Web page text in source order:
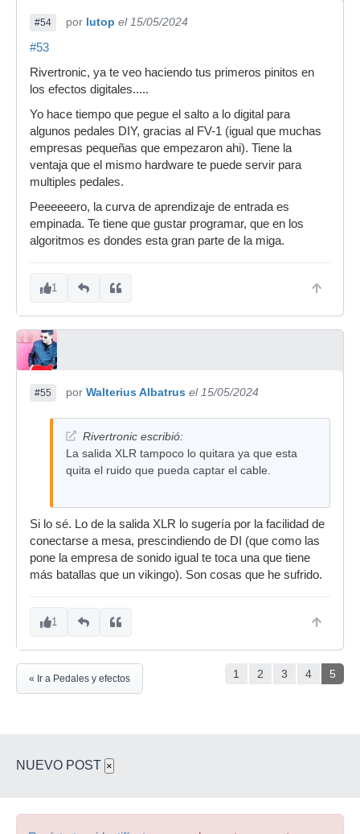
#54 por lutop el 15/05/2024
#53
Rivertronic, ya te veo haciendo tus primeros pinitos en
los efectos digitales.....
Yo hace tiempo que pegue el salto a lo digital para
algunos pedales DIY, gracias al FV-1 (igual que muchas
empresas pequeñas que empezaron ahi). Tiene la
ventaja que el mismo hardware te puede servir para
multiples pedales.
Peeeeeero, la curva de aprendizaje de entrada es
empinada. Te tiene que gustar programar, que en los
algoritmos es dondes esta gran parte de la miga.
1
#55 por Walterius Albatrus el 15/05/2024
Rivertronic escribió:
La salida XLR tampoco lo quitara ya que esta
quita el ruido que pueda captar el cable.
Si lo sé. Lo de la salida XLR lo sugería por la facilidad de
conectarse a mesa, prescindiendo de DI (que como las
pone la empresa de sonido igual te toca una que tiene
más batallas que un vikingo). Son cosas que he sufrido.
1
1 2 3 4 5
« Ir a Pedales y efectos
NUEVO POST ×